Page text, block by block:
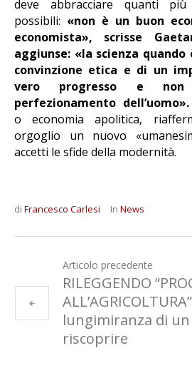
deve abbracciare quanti
possibili: «non è un buon
economista», scrisse
aggiunse: «la scienza
convinzione etica e di un
vero progresso e non
perfezionamento dell’uomo».
o economia apolitica,
orgoglio un nuovo
accetti le sfide della modernità.
di Francesco Carlesi In News
Articolo precedente
RILEGGENDO
lungimiranza di
riscoprire